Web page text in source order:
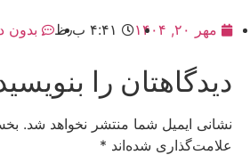
مهر ۲۰, ۱۴۰۴ ۴:۴۱ ب٫ظ بدون
دیدگاهتان را
نشانی ایمیل شما منتشر نخواهد شد.
علامت‌گذاری شده‌اند *